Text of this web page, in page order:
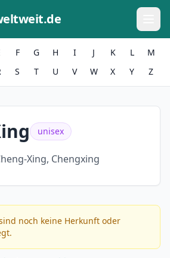
F G H I J K L
M
S T U V W X Y Z
unisex
Xing, Chengxing
noch keine Herkunft oder